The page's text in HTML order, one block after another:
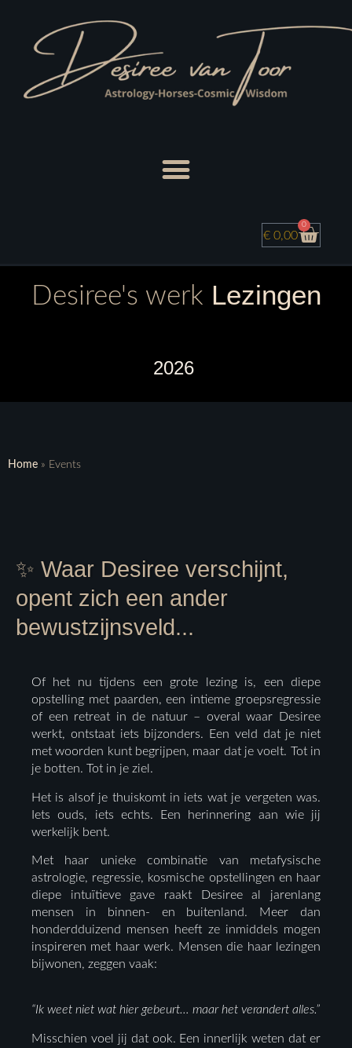
€ 0,00
0
Desiree's werk Lezingen
2026
Home » Events
✨ Waar Desiree verschijnt,
opent zich een ander
bewustzijnsveld...
Of het nu tijdens een grote lezing is, een diepe
opstelling met paarden, een intieme groepsregressie
of een retreat in de natuur – overal waar Desiree
werkt, ontstaat iets bijzonders. Een veld dat je niet
met woorden kunt begrijpen, maar dat je voelt. Tot in
je botten. Tot in je ziel.
Het is alsof je thuiskomt in iets wat je vergeten was.
Iets ouds, iets echts. Een herinnering aan wie jij
werkelijk bent.
Met haar unieke combinatie van metafysische
astrologie, regressie, kosmische opstellingen en haar
diepe intuïtieve gave raakt Desiree al jarenlang
mensen in binnen- en buitenland. Meer dan
honderdduizend mensen heeft ze inmiddels mogen
inspireren met haar werk. Mensen die haar lezingen
bijwonen, zeggen vaak:
“Ik weet niet wat hier gebeurt… maar het verandert alles.”
Misschien voel jij dat ook. Een innerlijk weten dat er